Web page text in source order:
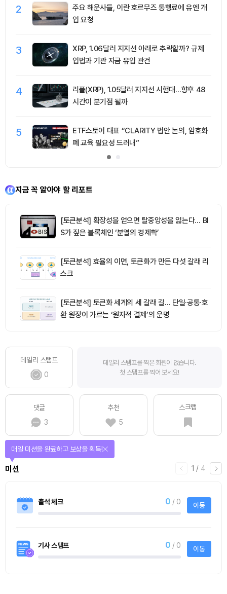
2
주요 해운사들, 이란 호르무즈 통행료에 유엔 개
입 요청
3
XRP, 1.06달러 지지선 아래로 추락할까? 규제
입법과 기관 자금 유입 관건
4
리플(XRP), 1.05달러 지지선 시험대…향후 48
시간이 분기점 될까
5
ETF스토어 대표 “CLARITY 법안 논의, 암호화
폐 교육 필요성 드러내”
지금 꼭 알아야 할 리포트
[토큰분석] 확장성을 얻으면 탈중앙성을 잃는다… BI
S가 짚은 블록체인 ‘분열의 경제학’
[토큰분석] 효율의 이면, 토큰화가 만든 다섯 갈래 리
스크
[토큰분석] 토큰화 세계의 세 갈래 길… 단일·공통·호
환 원장이 가르는 ‘원자적 결제’의 운명
데일리 스탬프
0
데일리 스탬프를 찍은 회원이 없습니다.
첫 스탬프를 찍어 보세요!
댓글
3
추천
5
스크랩
1 / 4
미션
매일 미션을 완료하고 보상을 획득!
출석 체크 0 / 0 이동
기사 스탬프 0 / 0 이동